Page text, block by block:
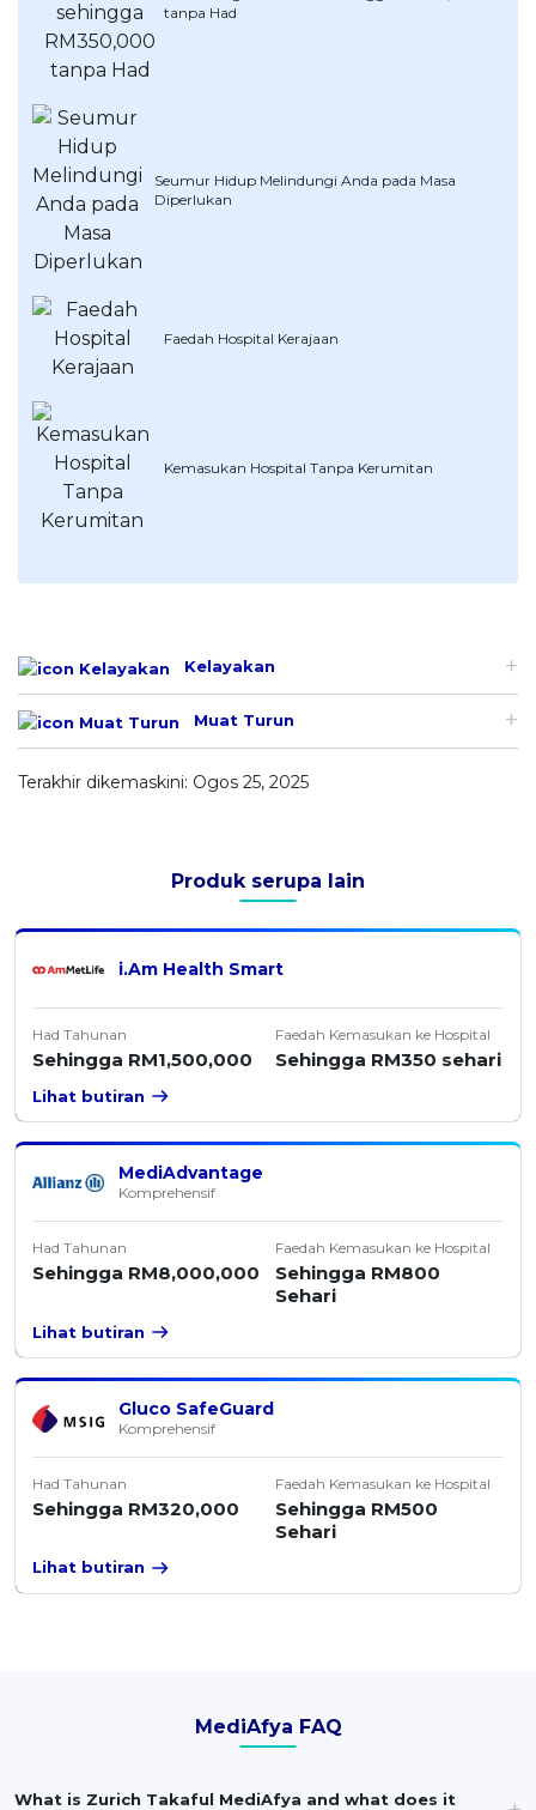
OCBC - Hadiah Pilihan Anda
Artikel Terkini
Pinjaman Peribadi
Kad
Insurans
Pelaburan
Pengurusan Kewangan
Pinjaman Perumahan
Pinjaman Kereta
Gaya Hidup
Promo RHB Bank Kad Kredit
tanpa Had
Seumur Hidup Melindungi Anda pada Masa
Diperlukan
Faedah Hospital Kerajaan
Kemasukan Hospital Tanpa Kerumitan
Kelayakan
Muat Turun
Terakhir dikemaskini: Ogos 25, 2025
Produk serupa lain
i.Am Health Smart
Had Tahunan
Sehingga RM1,500,000
Faedah Kemasukan ke Hospital
Sehingga RM350 sehari
Lihat butiran
MediAdvantage
Komprehensif
Had Tahunan
Sehingga RM8,000,000
Faedah Kemasukan ke Hospital
Sehingga RM800
Sehari
Lihat butiran
Gluco SafeGuard
Komprehensif
Had Tahunan
Sehingga RM320,000
Faedah Kemasukan ke Hospital
Sehingga RM500
Sehari
Lihat butiran
MediAfya FAQ
What is Zurich Takaful MediAfya and what does it